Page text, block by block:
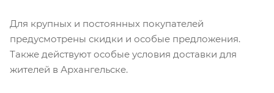
Для крупных и постоянных покупателей
предусмотрены скидки и особые предложения.
Также действуют особые условия доставки для
жителей в Архангельске.